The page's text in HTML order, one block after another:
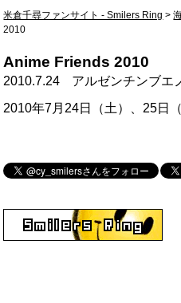
米倉千尋ファンサイト - Smilers Ring >
2010
Anime Friends 2010
2010.7.24
アルゼンチンブエ
2010年7月24日（土）、25日（